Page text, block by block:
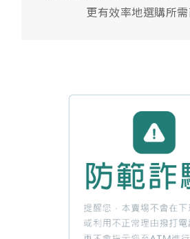
更有效率地選購所需